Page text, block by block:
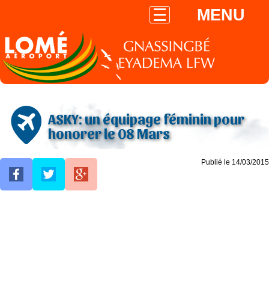
MENU
ASKY: un équipage féminin pour
honorer le 08 Mars
Publié le 14/03/2015